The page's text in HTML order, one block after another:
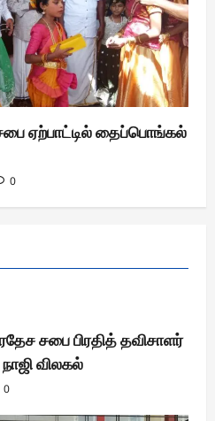
ஏற்பாட்டில் தைப்பொங்கல்
0
சபை பிரதித் தவிசாளர்
நாஜி விலகல்
0